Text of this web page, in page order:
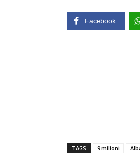
Facebook
TAGS 9 milioni